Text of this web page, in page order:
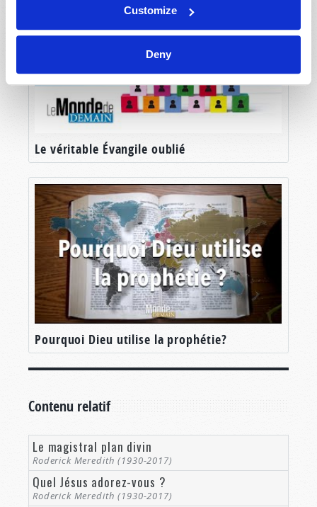
Customize
Deny
Le véritable Évangile oublié
Pourquoi Dieu utilise la prophétie?
Contenu relatif
Le magistral plan divin
Roderick Meredith (1930-2017)
Quel Jésus adorez-vous ?
Roderick Meredith (1930-2017)